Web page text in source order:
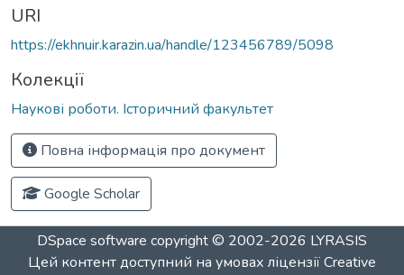
URI
https://ekhnuir.karazin.ua/handle/123456789/5098
Колекції
Наукові роботи. Історичний факультет
Повна інформація про документ
Google Scholar
DSpace software copyright © 2002-2026 LYRASIS
Цей контент доступний на умовах ліцензіїCreative